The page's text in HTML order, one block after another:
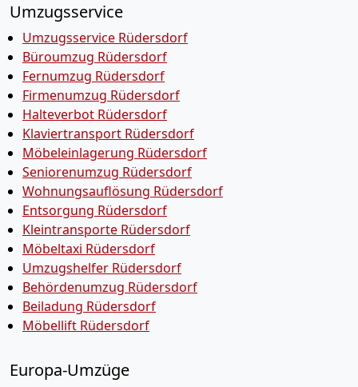
Umzugsservice
Umzugsservice Rüdersdorf
Büroumzug Rüdersdorf
Fernumzug Rüdersdorf
Firmenumzug Rüdersdorf
Halteverbot Rüdersdorf
Klaviertransport Rüdersdorf
Möbeleinlagerung Rüdersdorf
Seniorenumzug Rüdersdorf
Wohnungsauflösung Rüdersdorf
Entsorgung Rüdersdorf
Kleintransporte Rüdersdorf
Möbeltaxi Rüdersdorf
Umzugshelfer Rüdersdorf
Behördenumzug Rüdersdorf
Beiladung Rüdersdorf
Möbellift Rüdersdorf
Europa-Umzüge